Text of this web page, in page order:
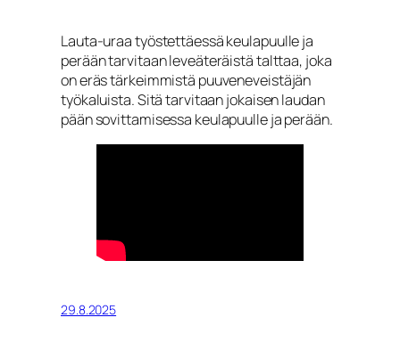
Lauta-uraa työstettäessä keulapuulle ja
perään tarvitaan leveäteräistä talttaa, joka
on eräs tärkeimmistä puuveneveistäjän
työkaluista. Sitä tarvitaan jokaisen laudan
pään sovittamisessa keulapuulle ja perään.
29.8.2025